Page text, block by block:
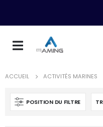
ACCUEIL ACTIVITÉS MARINES
POSITION DU FILTRE